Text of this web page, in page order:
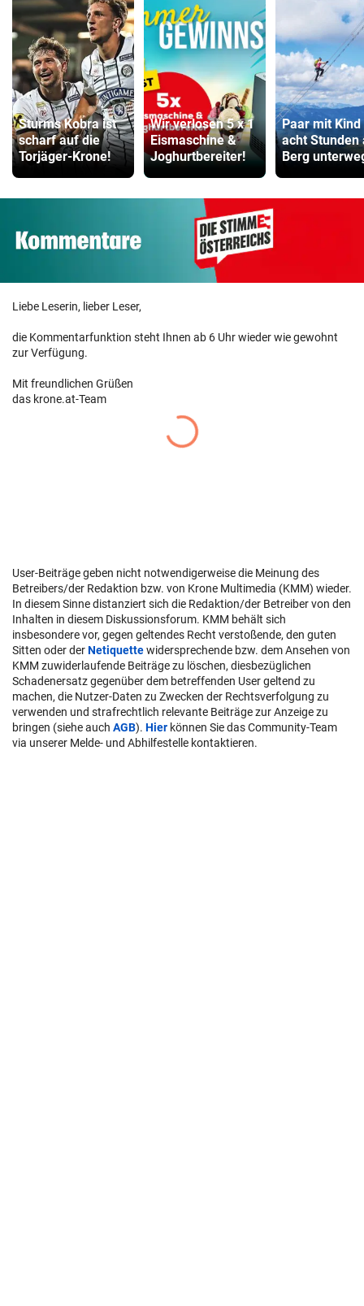
Sturms Kobra ist
scharf auf die
Torjäger-Krone!
Wir verlosen 5 x 1
Eismaschine &
Joghurtbereiter!
Paar mit
acht Stunden
Berg
Liebe Leserin, lieber Leser,
die Kommentarfunktion steht Ihnen ab 6 Uhr wieder wie gewohnt
zur Verfügung.
Mit freundlichen Grüßen
das krone.at-Team
User-Beiträge geben nicht notwendigerweise die Meinung des
Betreibers/der Redaktion bzw. von Krone Multimedia (KMM) wieder.
In diesem Sinne distanziert sich die Redaktion/der Betreiber von den
Inhalten in diesem Diskussionsforum. KMM behält sich
insbesondere vor, gegen geltendes Recht verstoßende, den guten
Sitten oder derNetiquettewidersprechende bzw. dem Ansehen von
KMM zuwiderlaufende Beiträge zu löschen, diesbezüglichen
Schadenersatz gegenüber dem betreffenden User geltend zu
machen, die Nutzer-Daten zu Zwecken der Rechtsverfolgung zu
verwenden und strafrechtlich relevante Beiträge zur Anzeige zu
bringen (siehe auch AGB). Hier können Sie das Community-Team
via unserer Melde- und Abhilfestelle kontaktieren.